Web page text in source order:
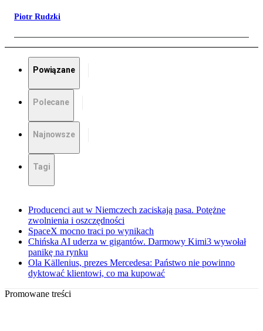
Piotr Rudzki
Powiązane
Polecane
Najnowsze
Tagi
Producenci aut w Niemczech zaciskają pasa. Potężne
zwolnienia i oszczędności
SpaceX mocno traci po wynikach
Chińska AI uderza w gigantów. Darmowy Kimi3 wywołał
panikę na rynku
Ola Källenius, prezes Mercedesa: Państwo nie powinno
dyktować klientowi, co ma kupować
Promowane treści